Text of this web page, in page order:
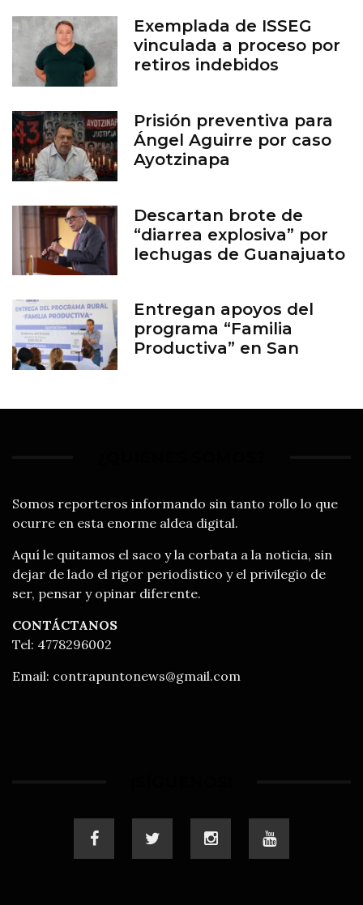
Exemplada de ISSEG
vinculada a proceso por
retiros indebidos
Prisión preventiva para
Ángel Aguirre por caso
Ayotzinapa
Descartan brote de
“diarrea explosiva” por
lechugas de Guanajuato
Entregan apoyos del
programa “Familia
Productiva” en San
Somos reporteros informando sin tanto rollo lo que
ocurre en esta enorme aldea digital.
Aquí le quitamos el saco y la corbata a la noticia, sin
dejar de lado el rigor periodístico y el privilegio de
ser, pensar y opinar diferente.
CONTÁCTANOS
Tel: 4778296002
Email: contrapuntonews@gmail.com